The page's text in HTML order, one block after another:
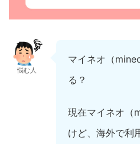
悩む人
マイネオ（
る？
現在マイネオ（
けど、海外で利